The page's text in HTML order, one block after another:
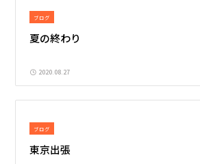
ブログ
夏の終わり
2020.08.27
ブログ
東京出張